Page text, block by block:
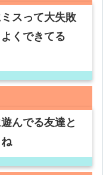
スって大失敗
くできてる
んでる友達と